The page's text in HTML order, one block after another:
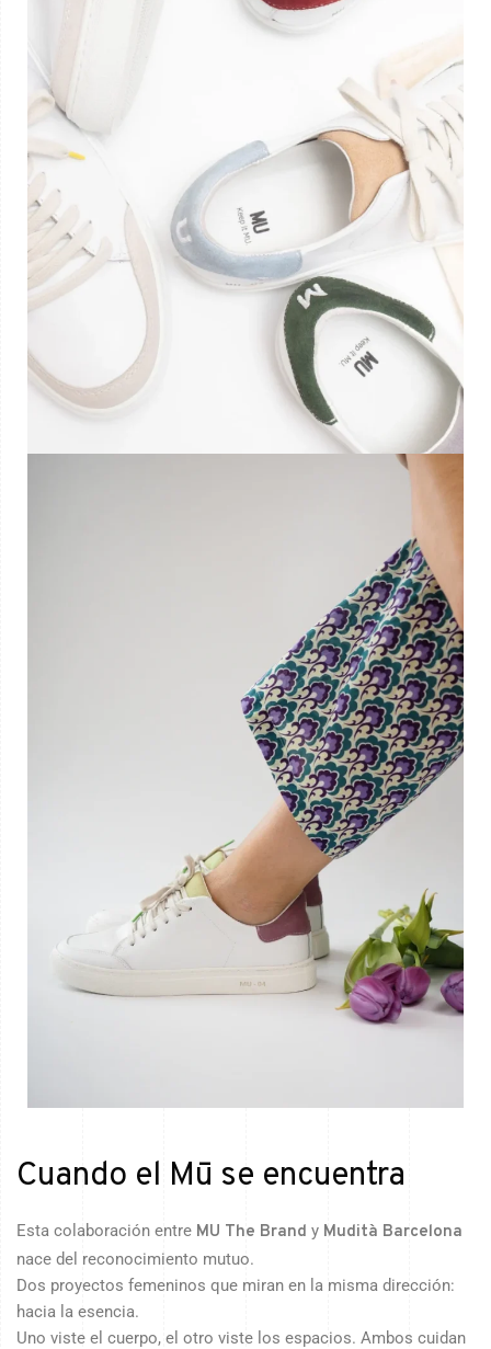
Cuando el Mū se encuentra
Esta colaboración entre MU The Brand y Mudità Barcelona
nace del reconocimiento mutuo.
Dos proyectos femeninos que miran en la misma dirección:
hacia la esencia.
Uno viste el cuerpo, el otro viste los espacios. Ambos cuidan